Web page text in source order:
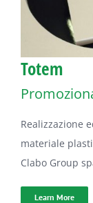
Totem
Realizzazione
materiale
Clabo Group
Learn More